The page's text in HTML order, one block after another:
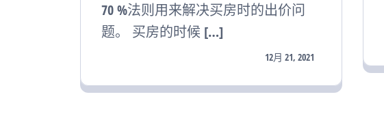
70 %法则用来解决买房时的出价问
题。 买房的时候 […]
12月 21, 2021